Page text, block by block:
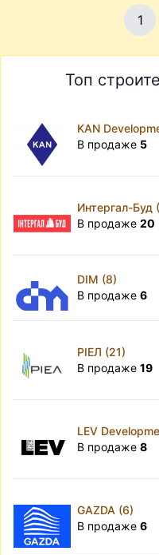
1
Топ
KAN
В продаже 5
Интергал-Буд
В продаже 20
DIM (8)
В продаже 6
РІЕЛ (21)
В продаже 19
LEV
В продаже 8
GAZDA (6)
В продаже 6